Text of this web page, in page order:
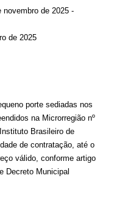
de 2025 -
de 2025
porte sediadas nos
na Microrregião nº
Brasileiro de
de contratação, até o
válido, conforme artigo
Decreto Municipal